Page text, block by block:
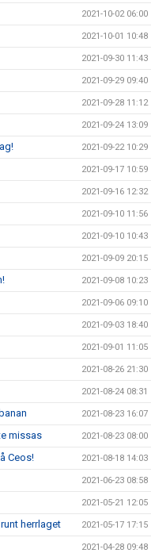
2021-10-02 06:00
2021-10-01 10:48
2021-09-30 11:43
2021-09-29 09:40
2021-09-28 11:12
2021-09-24 13:09
2021-09-22 10:29
2021-09-17 10:59
2021-09-16 12:32
2021-09-10 11:56
2021-09-10 10:43
2021-09-09 20:15
2021-09-08 10:23
2021-09-06 09:10
2021-09-03 18:40
2021-09-01 11:05
2021-08-26 21:30
2021-08-24 08:31
2021-08-23 16:07
missas 2021-08-23 08:00
Ceos! 2021-08-18 14:03
2021-06-23 08:58
2021-05-21 12:05
herrlaget 2021-05-17 17:15
2021-04-28 09:48